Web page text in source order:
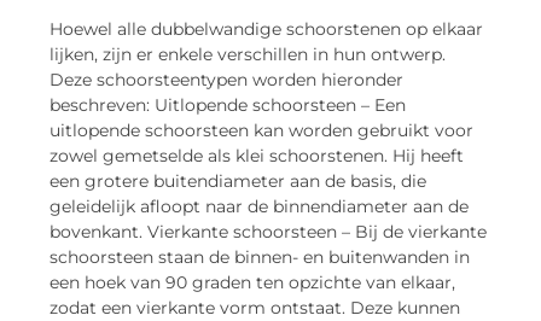
Hoewel alle dubbelwandige schoorstenen op elkaar
lijken, zijn er enkele verschillen in hun ontwerp.
Deze schoorsteentypen worden hieronder
beschreven: Uitlopende schoorsteen – Een
uitlopende schoorsteen kan worden gebruikt voor
zowel gemetselde als klei schoorstenen. Hij heeft
een grotere buitendiameter aan de basis, die
geleidelijk afloopt naar de binnendiameter aan de
bovenkant. Vierkante schoorsteen – Bij de vierkante
schoorsteen staan de binnen- en buitenwanden in
een hoek van 90 graden ten opzichte van elkaar,
zodat een vierkante vorm ontstaat. Deze kunnen